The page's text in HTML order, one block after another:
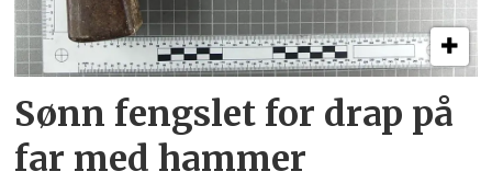
Sønn fengslet for drap på
far med hammer